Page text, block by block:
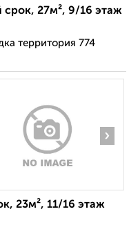
срок, 27м², 9/16 этаж
территория 774
›
23м², 11/16 этаж